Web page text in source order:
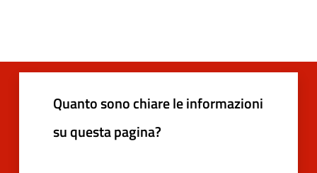
Quanto sono chiare le informazioni
su questa pagina?